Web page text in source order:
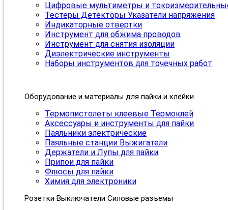
Цифровые мультиметры и
Тестеры Детекторы Указатели напряжения
Индикаторные отвертки
Инструмент для обжима проводов
Инструмент для снятия изоляции
Диэлектрические инструменты
Наборы инструментов для точечных работ
Оборудование и материалы для пайки и клейки
Термопистолеты клеевые Термоклей
Аксессуары и инструменты для пайки
Паяльники электрические
Паяльные станции Выжигатели
Держатели и Лупы для пайки
Припои для пайки
Флюсы для пайки
Химия для электроники
Розетки Выключатели Силовые разъемы